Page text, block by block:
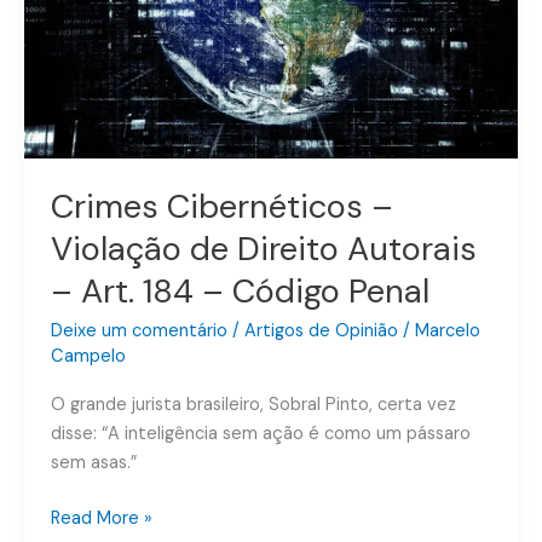
Crimes Cibernéticos –
Violação de Direito Autorais
– Art. 184 – Código Penal
Deixe um comentário / Artigos de Opinião / Marcelo
Campelo
O grande jurista brasileiro, Sobral Pinto, certa vez
disse: “A inteligência sem ação é como um pássaro
sem asas.”
Autorais
184
–
Penal
Read More »